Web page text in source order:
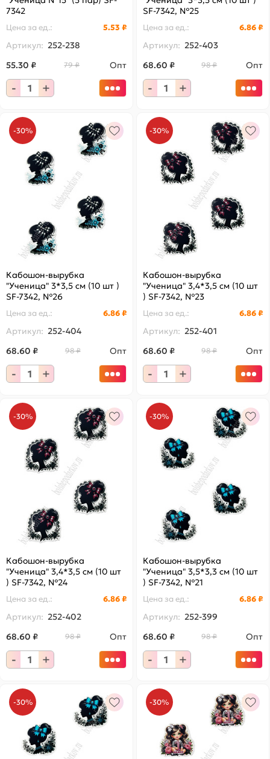
7342
Цена за ед.: 5.53 ₽
Артикул: 252-238
55.30 ₽
79 ₽ Опт
- +
SF-7342, №25
Цена за ед.: 6.86 ₽
Артикул: 252-403
68.60 ₽
98 ₽ Опт
- +
-30%
Кабошон-вырубка
"Ученица" 3*3,5 см (10 шт )
SF-7342, №26
Цена за ед.: 6.86 ₽
Артикул: 252-404
68.60 ₽
98 ₽ Опт
- +
-30%
Кабошон-вырубка
"Ученица" 3,4*3,5 см (10 шт
) SF-7342, №23
Цена за ед.: 6.86 ₽
Артикул: 252-401
68.60 ₽
98 ₽ Опт
- +
-30%
Кабошон-вырубка
"Ученица" 3,4*3,5 см (10 шт
) SF-7342, №24
Цена за ед.: 6.86 ₽
Артикул: 252-402
68.60 ₽
98 ₽ Опт
- +
-30%
Кабошон-вырубка
"Ученица" 3,5*3,3 см (10 шт
) SF-7342, №21
Цена за ед.: 6.86 ₽
Артикул: 252-399
68.60 ₽
98 ₽ Опт
- +
-30% -30%